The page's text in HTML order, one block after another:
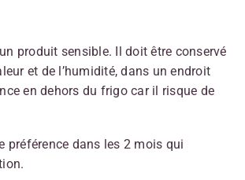
produit sensible. Il doit être conservé
et de l’humidité, dans un endroit
en dehors du frigo car il risque de
préférence dans les 2 mois qui